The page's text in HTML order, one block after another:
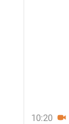
10:20